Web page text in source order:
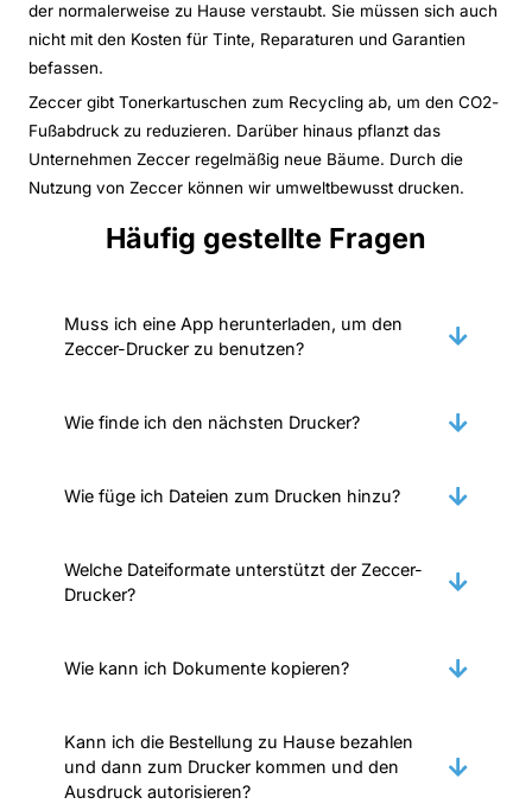
der normalerweise zu Hause verstaubt. Sie müssen sich auch
nicht mit den Kosten für Tinte, Reparaturen und Garantien
befassen.
Zeccer gibt Tonerkartuschen zum Recycling ab, um den CO2-
Fußabdruck zu reduzieren. Darüber hinaus pflanzt das
Unternehmen Zeccer regelmäßig neue Bäume. Durch die
Nutzung von Zeccer können wir umweltbewusst drucken.
Häufig gestellte Fragen
Muss ich eine App herunterladen, um den
Zeccer-Drucker zu benutzen?
Wie finde ich den nächsten Drucker?
Wie füge ich Dateien zum Drucken hinzu?
Welche Dateiformate unterstützt der Zeccer-
Drucker?
Wie kann ich Dokumente kopieren?
Kann ich die Bestellung zu Hause bezahlen
und dann zum Drucker kommen und den
Ausdruck autorisieren?